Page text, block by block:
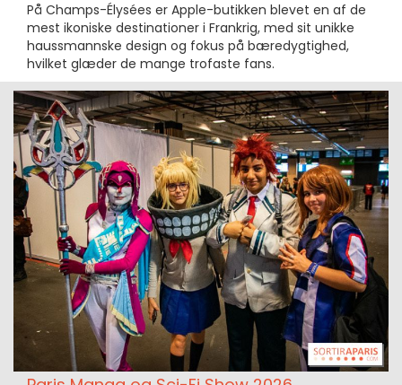
På Champs-Élysées er Apple-butikken blevet en af de
mest ikoniske destinationer i Frankrig, med sit unikke
haussmannske design og fokus på bæredygtighed,
hvilket glæder de mange trofaste fans.